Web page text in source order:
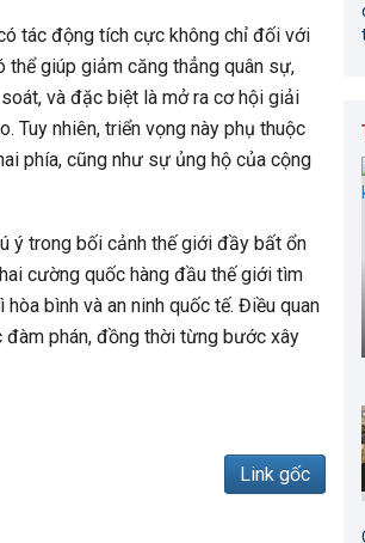
tác động tích cực không chỉ đối với
thể giúp giảm căng thẳng quân sự,
và đặc biệt là mở ra cơ hội giải
Tuy nhiên, triển vọng này phụ thuộc
phía, cũng như sự ủng hộ của cộng
ý trong bối cảnh thế giới đầy bất ổn
cường quốc hàng đầu thế giới tìm
bình và an ninh quốc tế. Điều quan
phán, đồng thời từng bước xây
Link gốc